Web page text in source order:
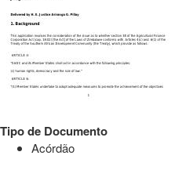
Tipo de Documento
Acórdão